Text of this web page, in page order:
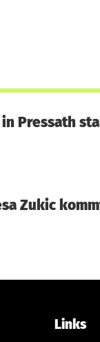
Pressath
Zukic
Links